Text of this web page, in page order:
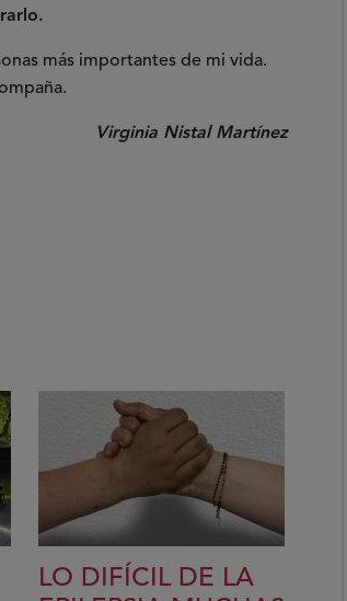
más importantes de mi vida.
Virginia Nistal Martínez
LO DIFÍCIL DE LA